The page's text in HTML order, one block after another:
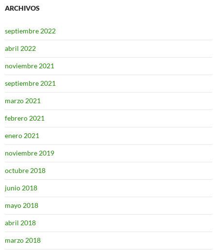
ARCHIVOS
septiembre 2022
abril 2022
noviembre 2021
septiembre 2021
marzo 2021
febrero 2021
enero 2021
noviembre 2019
octubre 2018
junio 2018
mayo 2018
abril 2018
marzo 2018